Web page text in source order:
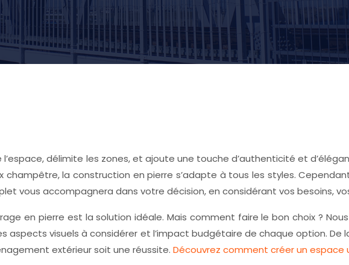
délimite les zones, et ajoute une touche d’authenticité et
la construction en pierre s’adapte à tous les styles.
vous accompagnera dans votre décision, en considérant vos besoins,
en pierre est la solution idéale. Mais comment faire le bon choix ?
visuels à considérer et l’impact budgétaire de chaque option. De
extérieur soit une réussite. Découvrez comment créer un espace